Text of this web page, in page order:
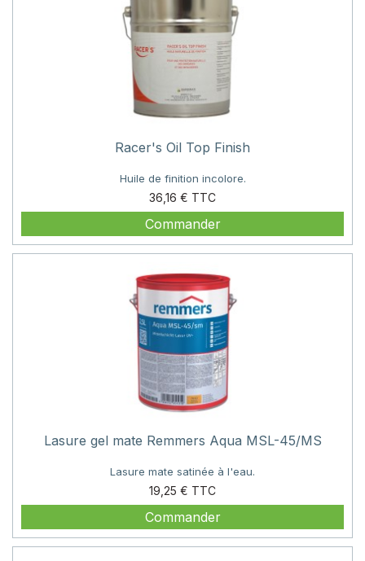
Racer's Oil Top Finish
Huile de finition incolore.
36,16 €
Prix
Commander
Lasure gel mate Remmers Aqua MSL-45/MS
Lasure mate satinée à l'eau.
19,25 €
Prix
Commander